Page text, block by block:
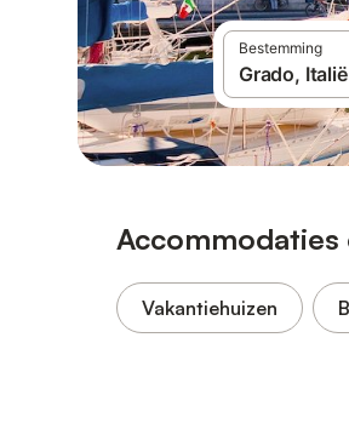
Bestemming
Accommodaties
Vakantiehuizen